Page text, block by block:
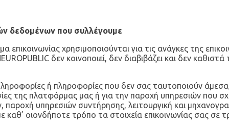
δεδομένων που συλλέγουμε
χρησιμοποιούνται για τις ανάγκες της
δεν κοινοποιεί, δεν διαβιβάζει και δεν καθιστά
ή πληροφορίες που δεν σας ταυτοποιούν
της πλατφόρμας μας ή για την παροχή υπηρεσιών που
υπηρεσιών συντήρησης, λειτουργική και
οιονδήποτε τρόπο τα στοιχεία επικοινωνίας σας σε